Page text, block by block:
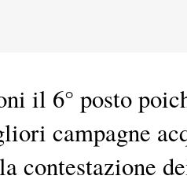
il 6° posto
campagne
contestazione